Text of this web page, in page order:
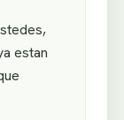
estan